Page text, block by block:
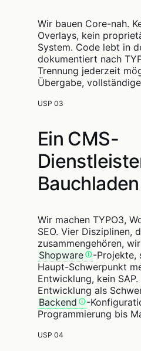
Wir bauen Core-nah.
Overlays, kein
System. Code lebt in
dokumentiert nach
Trennung jederzeit
Übergabe,
USP 03
Ein CMS-
Bauchladen
Wir machen TYPO3,
SEO. Vier Disziplinen,
zusammengehören,
Shopware
-Projekte,
Haupt-Schwerpunkt
Entwicklung, kein
Entwicklung als
Backend
-
Programmierung bis
USP 04